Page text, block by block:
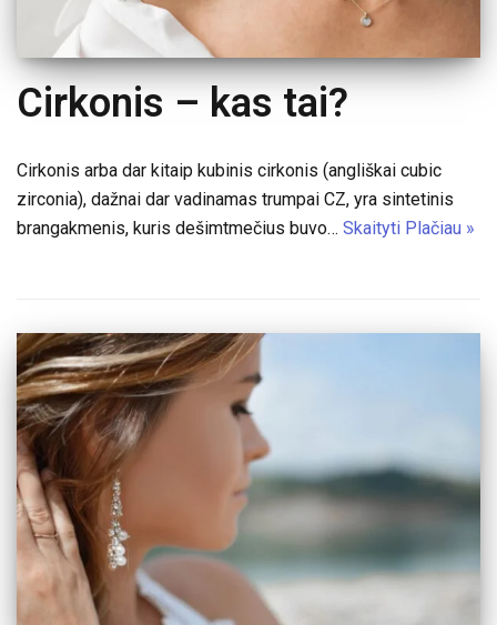
Cirkonis – kas tai?
Cirkonis arba dar kitaip kubinis cirkonis (angliškai cubic
zirconia), dažnai dar vadinamas trumpai CZ, yra sintetinis
brangakmenis, kuris dešimtmečius buvo… Skaityti Plačiau »